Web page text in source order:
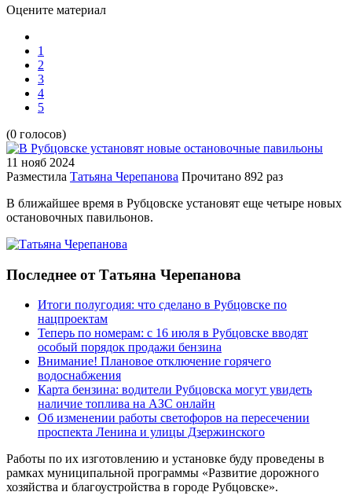
Оцените материал
1
2
3
4
5
(0 голосов)
11 нояб 2024
Разместила Татьяна Черепанова Прочитано 892 раз
В ближайшее время в Рубцовске установят еще четыре новых
остановочных павильонов.
Последнее от Татьяна Черепанова
Итоги полугодия: что сделано в Рубцовске по
нацпроектам
Теперь по номерам: с 16 июля в Рубцовске вводят
особый порядок продажи бензина
Внимание! Плановое отключение горячего
водоснабжения
Карта бензина: водители Рубцовска могут увидеть
наличие топлива на АЗС онлайн
Об изменении работы светофоров на пересечении
проспекта Ленина и улицы Дзержинского
Работы по их изготовлению и установке буду проведены в
рамках муниципальной программы «Развитие дорожного
хозяйства и благоустройства в городе Рубцовске».